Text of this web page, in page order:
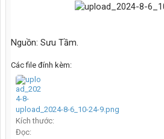
Nguồn: Sưu Tầm.
Các file đính kèm:
upload_2024-8-6_10-24-9.png
Kích thước:
Đọc: